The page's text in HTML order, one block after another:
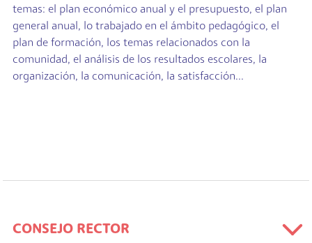
temas: el plan económico anual y el presupuesto, el plan
general anual, lo trabajado en el ámbito pedagógico, el
plan de formación, los temas relacionados con la
comunidad, el análisis de los resultados escolares, la
organización, la comunicación, la satisfacción...
CONSEJO RECTOR